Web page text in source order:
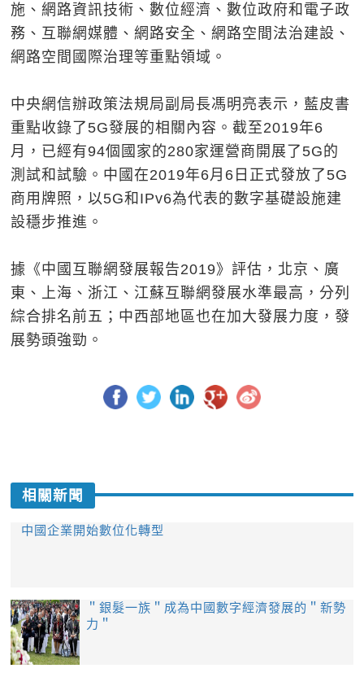
施、網路資訊技術、數位經濟、數位政府和電子政
務、互聯網媒體、網路安全、網路空間法治建設、
網路空間國際治理等重點領域。
中央網信辦政策法規局副局長馮明亮表示，藍皮書
重點收錄了5G發展的相關內容。截至2019年6
月，已經有94個國家的280家運營商開展了5G的
測試和試驗。中國在2019年6月6日正式發放了5G
商用牌照，以5G和IPv6為代表的數字基礎設施建
設穩步推進。
據《中國互聯網發展報告2019》評估，北京、廣
東、上海、浙江、江蘇互聯網發展水準最高，分列
綜合排名前五；中西部地區也在加大發展力度，發
展勢頭強勁。
相關新聞
中國企業開始數位化轉型
＂銀髮一族＂成為中國數字經濟發展的＂新勢
力＂